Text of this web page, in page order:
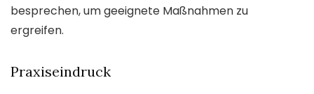
besprechen, um geeignete Maßnahmen zu
ergreifen.
Praxiseindruck